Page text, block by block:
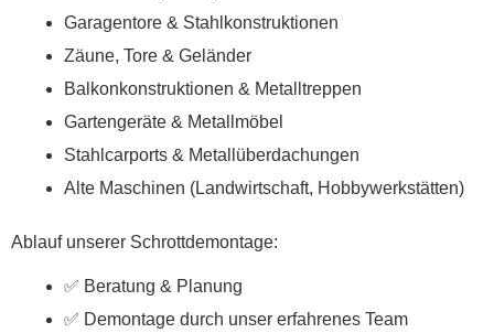
Garagentore & Stahlkonstruktionen
Zäune, Tore & Geländer
Balkonkonstruktionen & Metalltreppen
Gartengeräte & Metallmöbel
Stahlcarports & Metallüberdachungen
Alte Maschinen (Landwirtschaft, Hobbywerkstätten)
Ablauf unserer Schrottdemontage:
✅ Beratung & Planung
✅ Demontage durch unser erfahrenes Team